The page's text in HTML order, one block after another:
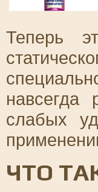
Теперь
навсегда
слабых
ЧТО